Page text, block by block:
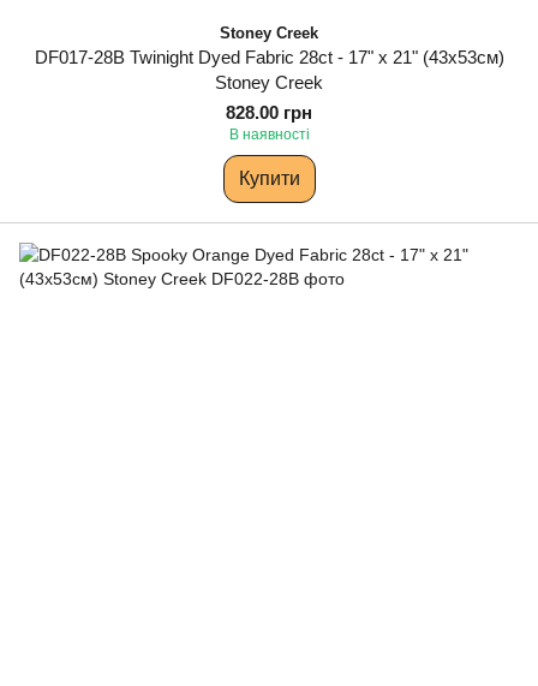
Stoney Creek
DF017-28B Twinight Dyed Fabric 28ct - 17" x 21" (43х53см)
Stoney Creek
828.00 грн
В наявності
Купити